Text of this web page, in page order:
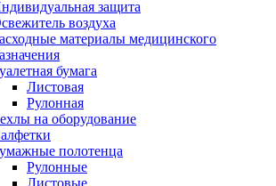
защита
воздуха
материалы медицинского
бумага
Листовая
Рулонная
на оборудование
полотенца
Рулонные
Листовые